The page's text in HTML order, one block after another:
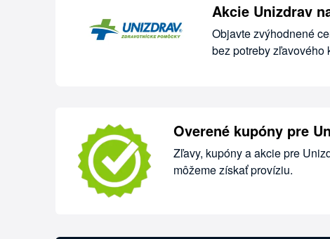
Akcie Unizdrav
Objavte zvýhodnené
bez potreby zľavového
Overené kupóny pre
Zľavy, kupóny a akcie pre
môžeme získať províziu.